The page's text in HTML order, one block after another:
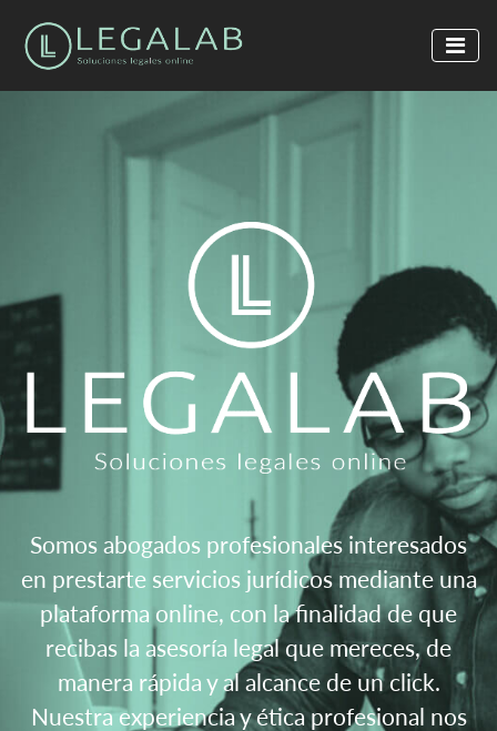
Somos abogados profesionales interesados
en prestarte servicios jurídicos mediante una
plataforma online, con la finalidad de que
recibas la asesoría legal que mereces, de
manera rápida y al alcance de un click.
Nuestra experiencia y ética profesional nos